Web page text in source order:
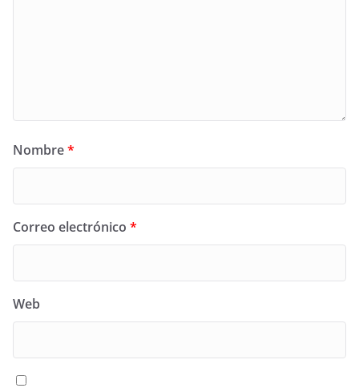
Nombre*
Correo electrónico *
Web